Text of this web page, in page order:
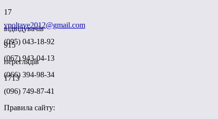
17
відвідувачів
915
переглядів
1713
vpoltave2012@gmail.com
(095) 043-18-92
(067) 943-04-13
(066) 394-98-34
(096) 749-87-41
Правила сайту: